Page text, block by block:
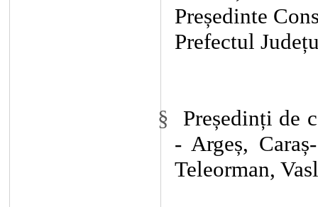
Președinte
Prefectul
§
Președinți de
- Argeș,
Teleorman,